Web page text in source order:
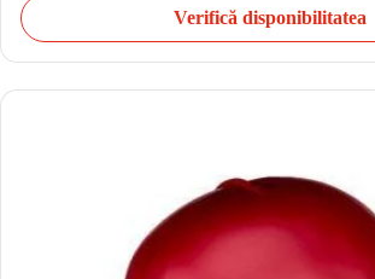
Verifică disponibilitatea